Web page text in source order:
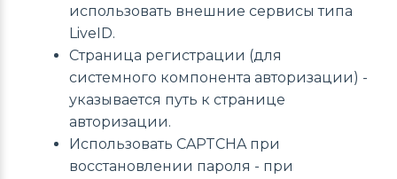
использовать внешние сервисы типа
LiveID.
Страница регистрации (для
системного компонента авторизации) -
указывается путь к странице
авторизации.
Использовать CAPTCHA при
восстановлении пароля - при